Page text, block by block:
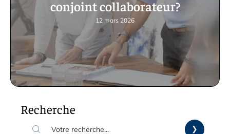
conjoint collaborateur?
12 mars 2026
Recherche